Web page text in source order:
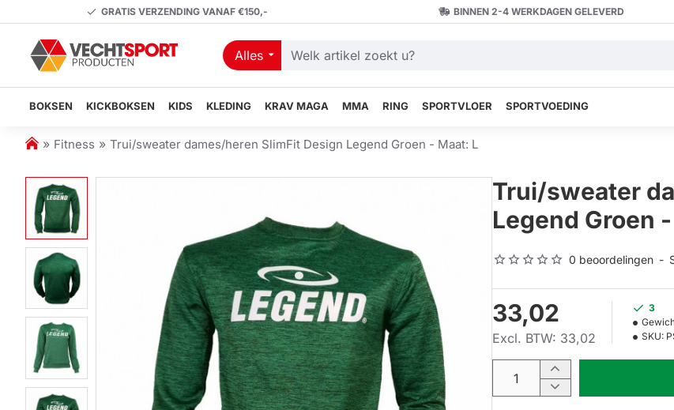
GRATIS VERZENDING VANAF €150,- BINNEN 2-4 WERKDAGEN GELEVERD
Alles
Welk
zoekt
BOKSEN KICKBOKSEN KIDS KLEDING KRAV MAGA MMA RING SPORTVLOER SPORTVOEDING
h
m
e
Fitness Trui/sweater dames/heren SlimFit Design Legend Groen - Maat: L
Trui/sweater
Legend Groen
0 beoordelingen -
33,02
Excl. BTW: 33,02
3
SKU: